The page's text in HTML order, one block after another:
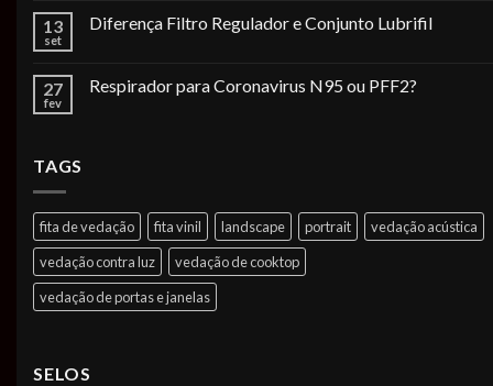
13
set
Diferença Filtro Regulador e Conjunto Lubrifil
27
fev
Respirador para Coronavirus N95 ou PFF2?
TAGS
fita de vedação fita vinil landscape portrait
vedação acústica
vedação contra luz
vedação de cooktop
vedação de portas e janelas
SELOS